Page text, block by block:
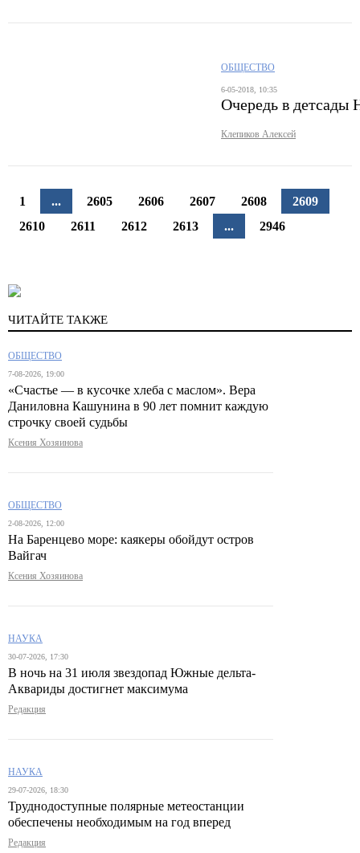
ОБЩЕСТВО
6-05-2018, 10:35
Очередь в детсады
Клепиков Алексей
1 ... 2605 2606 2607 2608
2609
2610
2611 2612 2613 ... 2946
ЧИТАЙТЕ ТАКЖЕ
ОБЩЕСТВО
7-08-2026, 19:00
«Счастье — в кусочке хлеба с маслом». Вера
Даниловна Кашунина в 90 лет помнит каждую
строчку своей судьбы
Ксения Хозяинова
ОБЩЕСТВО
2-08-2026, 12:00
На Баренцево море: каякеры обойдут остров
Вайгач
Ксения Хозяинова
НАУКА
30-07-2026, 17:30
В ночь на 31 июля звездопад Южные дельта-
Аквариды достигнет максимума
Редакция
НАУКА
29-07-2026, 18:30
Труднодоступные полярные метеостанции
обеспечены необходимым на год вперед
Редакция